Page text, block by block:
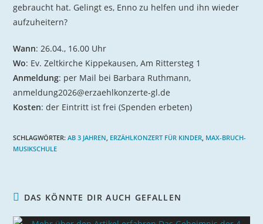
gebraucht hat. Gelingt es, Enno zu helfen und ihn wieder
aufzuheitern?
Wann: 26.04., 16.00 Uhr
Wo: Ev. Zeltkirche Kippekausen, Am Rittersteg 1
Anmeldung: per Mail bei Barbara Ruthmann,
anmeldung2026@erzaehlkonzerte-gl.de
Kosten: der Eintritt ist frei (Spenden erbeten)
SCHLAGWÖRTER:AB 3 JAHREN ERZÄHLKONZERT FÜR KINDER MAX-BRUCH-
MUSIKSCHULE
DAS KÖNNTE DIR AUCH GEFALLEN